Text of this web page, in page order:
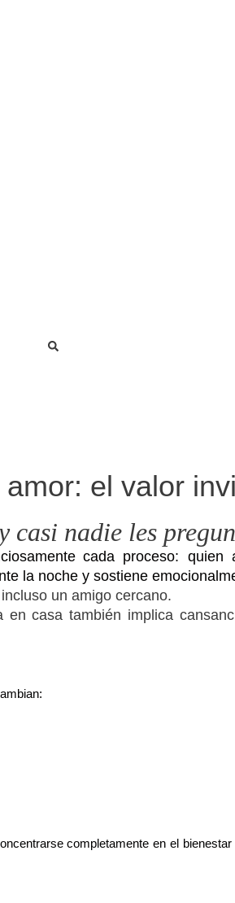
el valor
nadie les
cada proceso: quien
la noche y sostiene
un amigo cercano.
casa también implica
completamente en el